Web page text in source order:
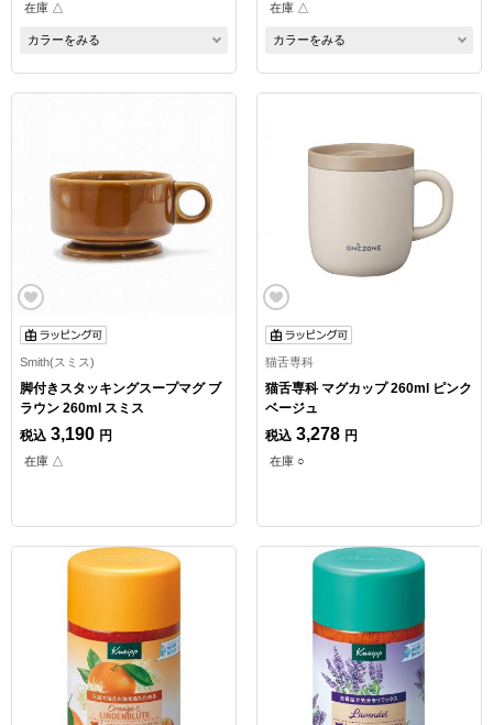
在庫 △
カラーをみる
在庫 △
カラーをみる
Smith(スミス)
脚付きスタッキングスープマグ ブ
ラウン 260ml スミス
税込 3,190 円
在庫 △
猫舌専科
猫舌専科 マグカップ 260ml ピンク
ベージュ
税込 3,278 円
在庫 ○